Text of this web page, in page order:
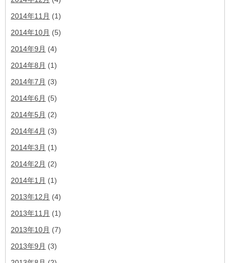
2014年11月 (1)
2014年10月 (5)
2014年9月 (4)
2014年8月 (1)
2014年7月 (3)
2014年6月 (5)
2014年5月 (2)
2014年4月 (3)
2014年3月 (1)
2014年2月 (2)
2014年1月 (1)
2013年12月 (4)
2013年11月 (1)
2013年10月 (7)
2013年9月 (3)